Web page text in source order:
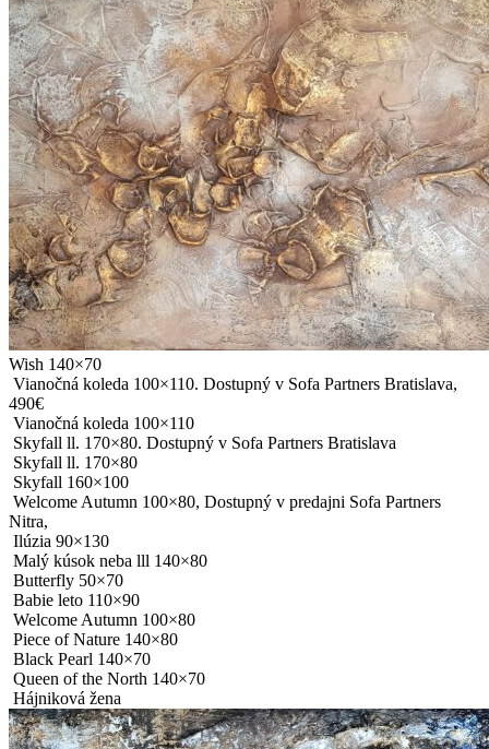
Wish 140×70
Vianočná koleda 100×110. Dostupný v Sofa Partners Bratislava,
490€
Vianočná koleda 100×110
Skyfall ll. 170×80. Dostupný v Sofa Partners Bratislava
Skyfall ll. 170×80
Skyfall 160×100
Welcome Autumn 100×80, Dostupný v predajni Sofa Partners
Nitra,
Ilúzia 90×130
Malý kúsok neba lll 140×80
Butterfly 50×70
Babie leto 110×90
Welcome Autumn 100×80
Piece of Nature 140×80
Black Pearl 140×70
Queen of the North 140×70
Hájniková žena